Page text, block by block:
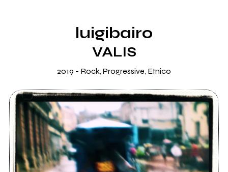
luigibairo
VALIS
2019 - Rock, Progressive, Etnico